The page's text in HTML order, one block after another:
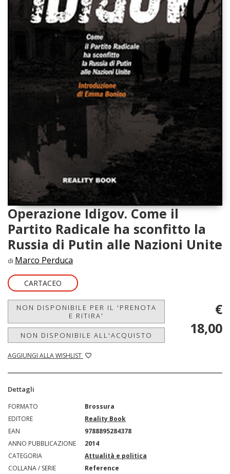
Operazione Idigov. Come il
Partito Radicale ha sconfitto la
Russia di Putin alle Nazioni Unite
di Marco Perduca
CARTACEO
NON DISPONIBILE PER IL 'PRENOTA
E RITIRA'
NON DISPONIBILE ALL'ACQUISTO
AGGIUNGI ALLA WISHLIST
€
18,00
Dettagli
FORMATO
Brossura
EDITORE
Reality Book
EAN
9788895284378
ANNO PUBBLICAZIONE
2014
CATEGORIA
Attualità e politica
COLLANA / SERIE
Reference